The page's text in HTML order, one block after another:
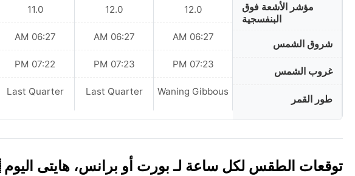
مؤشر الأشعة فوق
البنفسجية
شروق الشمس
غروب الشمس
طور القمر
12.0
06:27 AM
07:23 PM
Waning Gibbous
12.0
06:27 AM
07:23 PM
Last Quarter
11.0
06:27 AM
07:22 PM
Last Quarter
توقعات الطقس لكل ساعة لـ بورت أو برانس، هايتى اليوم 🇭🇹